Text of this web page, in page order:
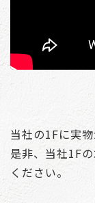
当社の1Fに実物
是非、当社1F
ください。